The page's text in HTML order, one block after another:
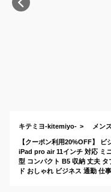
キテミヨ-kitemiyo- メン
【クーポン利用20%OFF】
iPad pro air 11インチ 対応 ミ
型 コンパクト B5 収納 丈夫
ド おしゃれ ビジネス 通勤 仕